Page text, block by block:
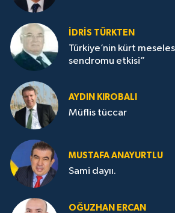
İDRİS TÜRKTEN
Türkiye’nin kürt
sendromu etkisi”
AYDIN KIROBALI
Müflis tüccar
MUSTAFA ANAYURTLU
Sami dayıı.
OĞUZHAN ERCAN